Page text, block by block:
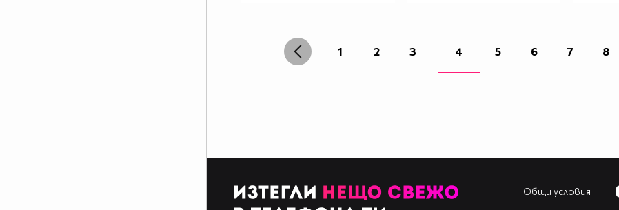
1 2 3 4 5 6 7 8
Общи условия